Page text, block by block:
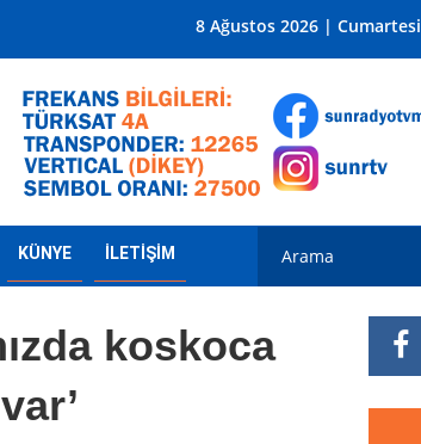
Mersin'in Radyosu SUN RADYO FM 96.1
8 Ağustos 2026 | Cumartesi
KÜNYE İLETİŞİM
koskoca